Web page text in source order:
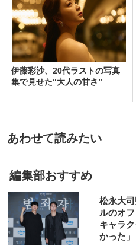
伊藤彩沙、20代ラストの写真
集で見せた“大人の甘さ”
あわせて読みたい
編集部おすすめ
松永大
ルのオ
キャラ
かった」